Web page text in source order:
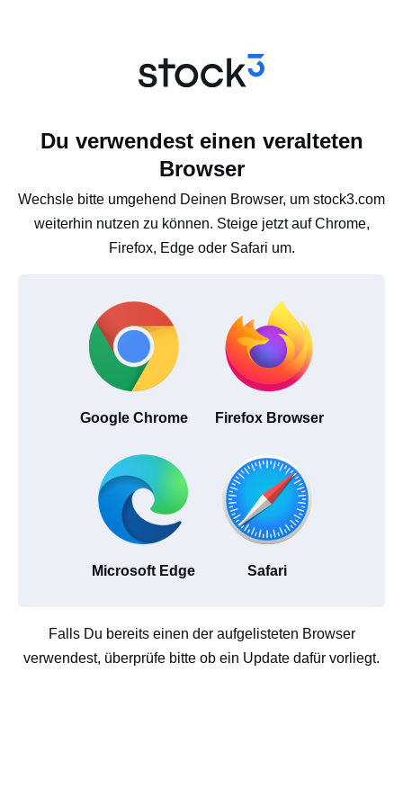
Du verwendest einen veralteten
Browser
Wechsle bitte umgehend Deinen Browser, um stock3.com
weiterhin nutzen zu können. Steige jetzt auf Chrome,
Firefox, Edge oder Safari um.
Google Chrome Firefox Browser
Microsoft Edge Safari
Falls Du bereits einen der aufgelisteten Browser
verwendest, überprüfe bitte ob ein Update dafür vorliegt.